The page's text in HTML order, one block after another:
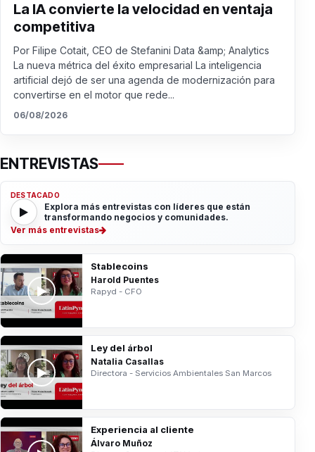
La IA convierte la velocidad en ventaja
competitiva
Por Filipe Cotait, CEO de Stefanini Data &amp; Analytics
La nueva métrica del éxito empresarial La inteligencia
artificial dejó de ser una agenda de modernización para
convertirse en el motor que rede...
06/08/2026
ENTREVISTAS
DESTACADO
Explora más entrevistas con líderes que están
transformando negocios y comunidades.
Ver más entrevistas
Stablecoins
Harold Puentes
Rapyd - CFO
Ley del árbol
Natalia Casallas
Directora - Servicios Ambientales San Marcos
Experiencia al cliente
Álvaro Muñoz